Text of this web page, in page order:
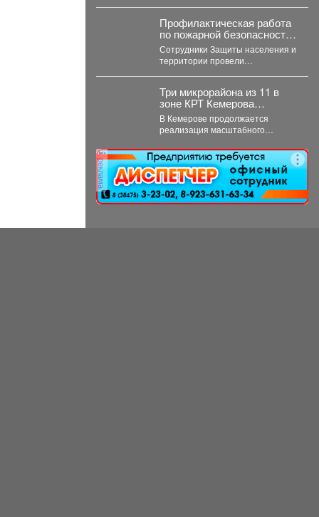
работодателей,...
Профилактическая работа
по пожарной безопасности
охватила все районы
Новокузнецка
Сотрудники Защиты населения и
территории провели
внимание - противопожарному
состоянию...
Три микрорайона из 11 в
зоне КРТ Кемерова
остаются без
застройщиков
В Кемерове продолжается
реализация масштабного
территорий. Первый дом скоро
будет сдан, но...
реклама